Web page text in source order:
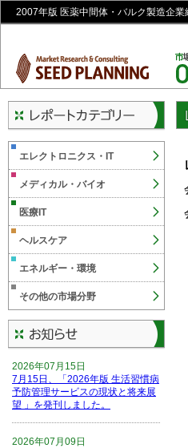
2007年版 医薬中間体・バルク製造企
エレクトロニクス・IT
メディカル・バイオ
医療IT
ヘルスケア
エネルギー・環境
その他の市場分野
2026年07月15日
7月15日、「2026年版 生活習慣病
予防管理サービスの現状と将来展
望 」を発刊しました。
2026年07月09日